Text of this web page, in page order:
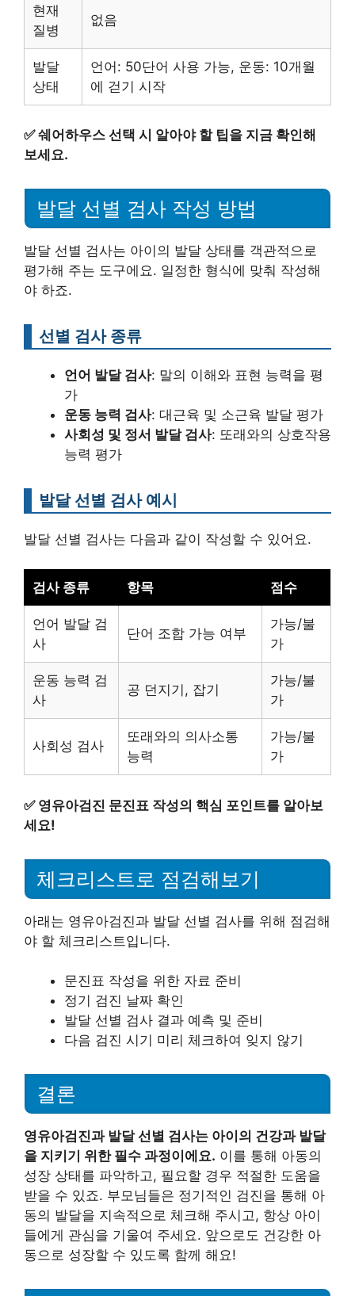
현재
질병
없음
발달
상태
언어: 50단어 사용 가능, 운동: 10개월
에 걷기 시작
✅쉐어하우스 선택 시 알아야 할 팁을 지금 확인해
보세요.
발달 선별 검사 작성 방법
발달 선별 검사는 아이의 발달 상태를 객관적으로
평가해 주는 도구에요. 일정한 형식에 맞춰 작성해
야 하죠.
선별 검사 종류
언어 발달 검사: 말의 이해와 표현 능력을 평
가
운동 능력 검사: 대근육 및 소근육 발달 평가
사회성 및 정서 발달 검사: 또래와의 상호작용
능력 평가
발달 선별 검사 예시
발달 선별 검사는 다음과 같이 작성할 수 있어요.
검사 종류 항목 점수
언어 발달 검
사
단어 조합 가능 여부
가능/불
가
운동 능력 검
사
공 던지기, 잡기
가능/불
가
사회성 검사
또래와의 의사소통
능력
가능/불
가
✅ 영유아검진 문진표 작성의 핵심 포인트를 알아보
세요!
체크리스트로 점검해보기
아래는 영유아검진과 발달 선별 검사를 위해 점검해
야 할 체크리스트입니다.
문진표 작성을 위한 자료 준비
정기 검진 날짜 확인
발달 선별 검사 결과 예측 및 준비
다음 검진 시기 미리 체크하여 잊지 않기
결론
영유아검진과 발달 선별 검사는 아이의 건강과 발달
을 지키기 위한 필수 과정이에요. 이를 통해 아동의
성장 상태를 파악하고, 필요할 경우 적절한 도움을
받을 수 있죠. 부모님들은 정기적인 검진을 통해 아
동의 발달을 지속적으로 체크해 주시고, 항상 아이
들에게 관심을 기울여 주세요. 앞으로도 건강한 아
동으로 성장할 수 있도록 함께 해요!